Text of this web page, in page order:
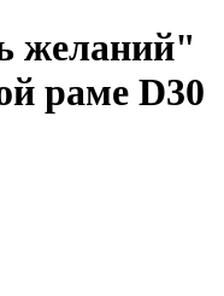
желаний"
раме D30